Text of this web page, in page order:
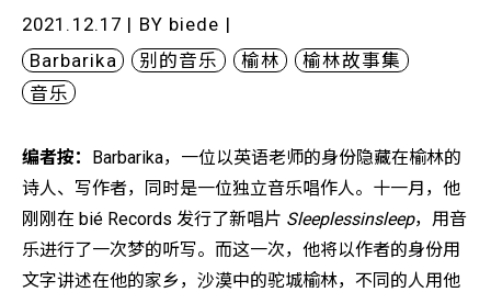
2021.12.17 | BY biede |
Barbarika
别的音乐 榆林
榆林故事集
音乐
编者按： Barbarika，一位以英语老师的身份隐藏在榆林的
诗人、写作者，同时是一位独立音乐唱作人。十一月，他
刚刚在 bié Records 发行了新唱片 Sleeplessinsleep，用音
乐进行了一次梦的听写。而这一次，他将以作者的身份用
文字讲述在他的家乡，沙漠中的驼城榆林，不同的人用他